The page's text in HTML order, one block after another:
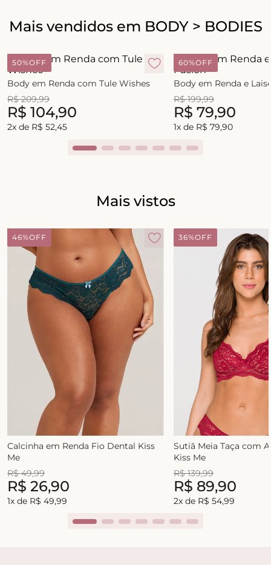
Mais vendidos em BODY > BODIES
50%OFF
Body em Renda com Tule Wishes
R$ 209,99
R$ 104,90
2x de R$ 52,45
60%OFF
Body em Renda e
R$ 199,99
R$ 79,90
1x de R$ 79,90
Mais vistos
46%OFF
Calcinha em Renda Fio Dental Kiss
Me
R$ 49,99
R$ 26,90
1x de R$ 49,99
36%OFF
Sutiã Meia Taça com
Kiss Me
R$ 139,99
R$ 89,90
2x de R$ 54,99